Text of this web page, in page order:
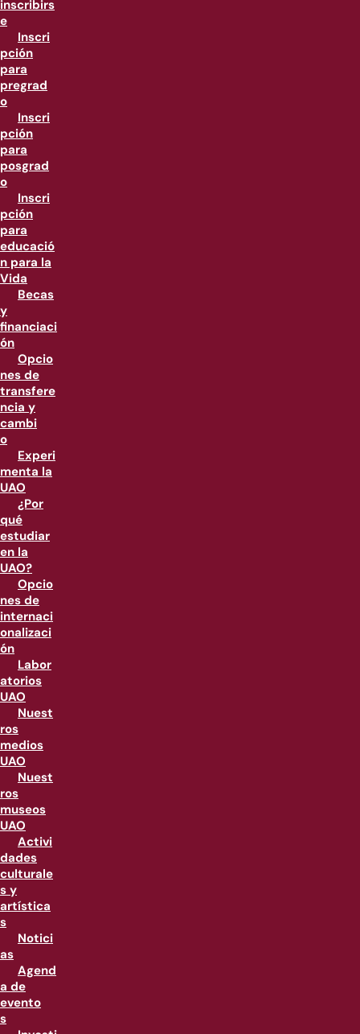
inscribirs
e
Inscri
pción
para
pregrad
o
Inscri
pción
para
posgrad
o
Inscri
pción
para
educació
n para la
Vida
Becas
y
financiaci
ón
Opcio
nes de
transfere
ncia y
cambi
o
Experi
menta la
UAO
¿Por
qué
estudiar
en la
UAO?
Opcio
nes de
internaci
onalizaci
ón
Labor
atorios
UAO
Nuest
ros
medios
UAO
Nuest
ros
museos
UAO
Activi
dades
culturale
s y
artística
s
Notici
as
Agend
a de
evento
s